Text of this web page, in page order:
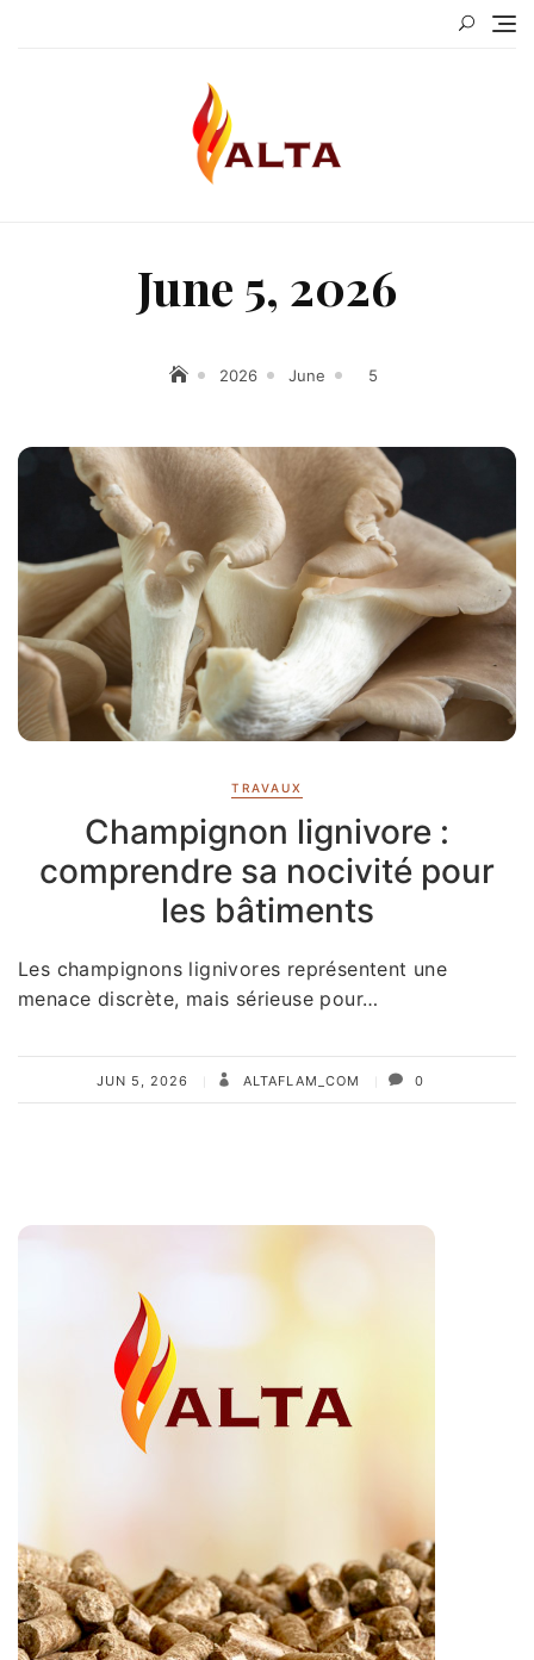
June 5, 2026
2026 June 5
TRAVAUX
Champignon lignivore :
comprendre sa nocivité pour
les bâtiments
Les champignons lignivores représentent une
menace discrète, mais sérieuse pour…
JUN 5, 2026 ALTAFLAM_COM 0